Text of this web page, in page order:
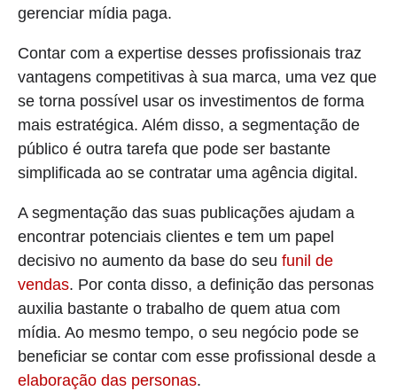
gerenciar mídia paga.
Contar com a expertise desses profissionais traz
vantagens competitivas à sua marca, uma vez que
se torna possível usar os investimentos de forma
mais estratégica. Além disso, a segmentação de
público é outra tarefa que pode ser bastante
simplificada ao se contratar uma agência digital.
A segmentação das suas publicações ajudam a
encontrar potenciais clientes e tem um papel
decisivo no aumento da base do seu funil de
vendas. Por conta disso, a definição das personas
auxilia bastante o trabalho de quem atua com
mídia. Ao mesmo tempo, o seu negócio pode se
beneficiar se contar com esse profissional desde a
elaboração das personas.